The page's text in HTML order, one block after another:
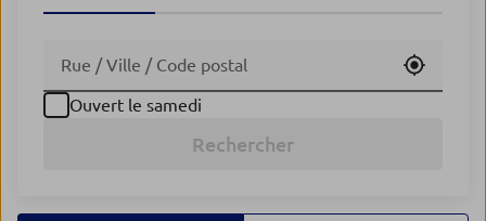
Utiliser
Ouvert le samedi
Rechercher